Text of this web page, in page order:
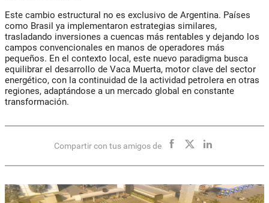
Este cambio estructural no es exclusivo de Argentina. Países
como Brasil ya implementaron estrategias similares,
trasladando inversiones a cuencas más rentables y dejando los
campos convencionales en manos de operadores más
pequeños. En el contexto local, este nuevo paradigma busca
equilibrar el desarrollo de Vaca Muerta, motor clave del sector
energético, con la continuidad de la actividad petrolera en otras
regiones, adaptándose a un mercado global en constante
transformación.
Compartir con tus amigos de